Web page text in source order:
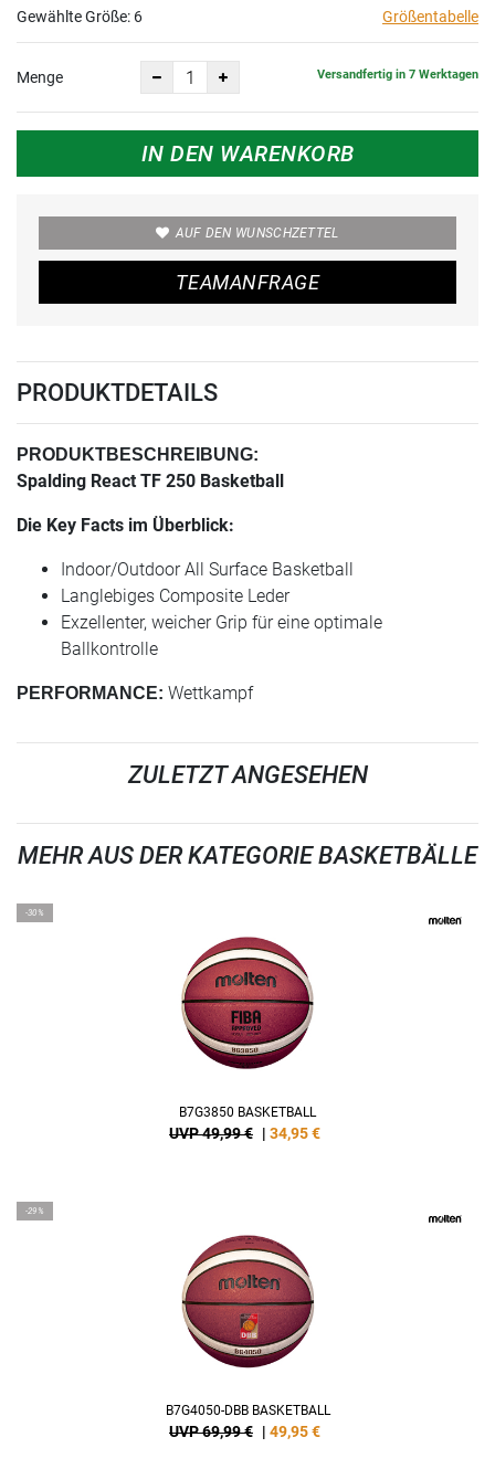
Gewählte Größe: 6 Größentabelle
Menge Versandfertig in 7 Werktagen
IN DEN WARENKORB
AUF DEN WUNSCHZETTEL
TEAMANFRAGE
PRODUKTDETAILS
PRODUKTBESCHREIBUNG:
Spalding React TF 250 Basketball
Die Key Facts im Überblick:
Indoor/Outdoor All Surface Basketball
Langlebiges Composite Leder
Exzellenter, weicher Grip für eine optimale
Ballkontrolle
PERFORMANCE: Wettkampf
ZULETZT ANGESEHEN
MEHR AUS DER KATEGORIE BASKETBÄLLE
-30%
B7G3850 BASKETBALL
UVP 49,99 € | 34,95€
-29%
B7G4050-DBB BASKETBALL
UVP 69,99 € | 49,95€